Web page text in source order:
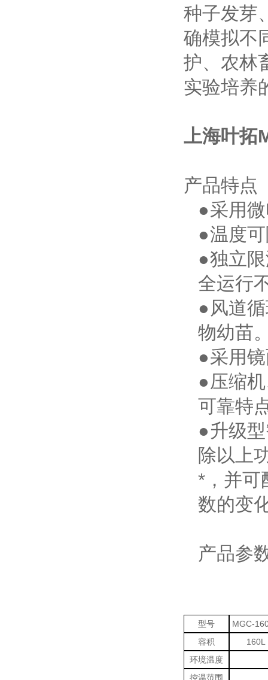
种子发芽
确模拟不
护、农林
实验培养
上海叶拓
产品特点
●采用
●温度
●独立
全运行
● 风道
物幼苗
●采用
●压缩
可靠特
●升级
除以上
*，并可
数的变
产品参
型号
MGC-
容积
160L
环境温度
控温范围